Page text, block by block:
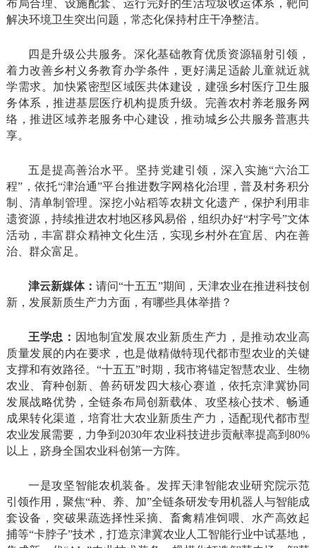
布局合理、设施配套、运行完好的生活垃圾收运体系，靶向
解决环境卫生突出问题，常态化保持村庄干净整洁。
四是升级公共服务。深化基础教育优质资源辐射引领，
着力改善乡村义务教育办学条件，更好满足适龄儿童就近就
学需求。加快紧密型区域医共体建设，建强乡村医疗卫生服
务体系，推进基层医疗机构提质升级。完善农村养老服务网
络，推进区域养老服务中心建设，推动城乡公共服务普惠共
享。
五是提高善治水平。坚持党建引领，深入实施“六治工
程”，依托“津治通”平台推进数字网格化治理，普及村务积分
制、清单制管理。深挖小站稻等农耕文化遗产，保护利用非
遗资源，持续推进农村地区移风易俗，组织办好“村字号”文体
活动，丰富群众精神文化生活，实现乡村外在宜居、内在善
治、群众富足。
津云新媒体：请问“十五五”期间，天津农业在推进科技创
新，发展新质生产力方面，有哪些具体举措？
王学忠： 因地制宜发展农业新质生产力，是推动农业高
质量发展的内在要求，也是做精做特现代都市型农业的关键
支撑和有效路径。“十五五”时期，我市将锚定智慧农业、生物
农业、育种创新、兽药研发四大核心赛道，依托京津冀协同
发展战略优势，全链条布局创新载体、攻坚核心技术、畅通
成果转化渠道，培育壮大农业新质生产力，适配现代都市型
农业发展需要，力争到2030年农业科技进步贡献率提高到80%
以上，跻身全国农业科创第一方阵。
一是攻坚智能农机装备。发挥天津智能农业研究院示范
引领作用，聚焦“种、养、加”全链条研发专用机器人与智能成
套设备，突破果蔬选择性采摘、畜禽精准饲喂、水产高效起
捕等“卡脖子”技术，打造京津冀农业人工智能行业中试基地，